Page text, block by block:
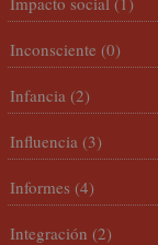
Inconsciente (0)
Infancia (2)
Influencia (3)
Informes (4)
Integración (2)